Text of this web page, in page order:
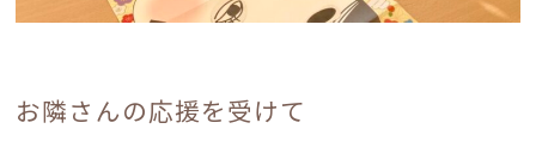
お隣さんの応援を受けて